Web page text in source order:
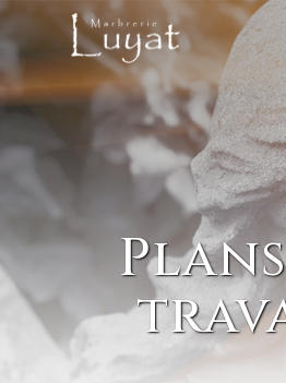
Panneau de gestion des cookies